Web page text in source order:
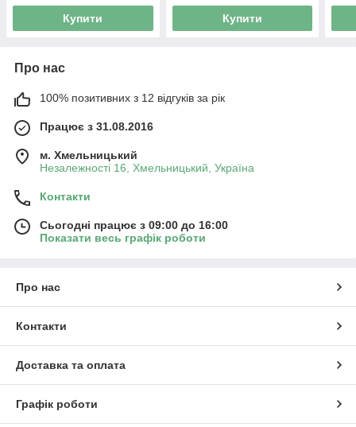
Купити Купити
Про нас
100% позитивних з 12 відгуків за рік
Працює з 31.08.2016
м. Хмельницький
Незалежності 16, Хмельницький, Україна
Контакти
Сьогодні працює з 09:00 до 16:00
Показати весь графік роботи
Про нас
Контакти
Доставка та оплата
Графік роботи